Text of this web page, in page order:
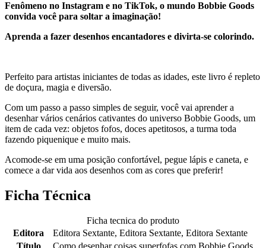
Fenômeno no Instagram e no TikTok, o mundo Bobbie Goods
convida você para soltar a imaginação!
Aprenda a fazer desenhos encantadores e divirta-se colorindo.
Perfeito para artistas iniciantes de todas as idades, este livro é repleto
de doçura, magia e diversão.
Com um passo a passo simples de seguir, você vai aprender a
desenhar vários cenários cativantes do universo Bobbie Goods, um
item de cada vez: objetos fofos, doces apetitosos, a turma toda
fazendo piquenique e muito mais.
Acomode-se em uma posição confortável, pegue lápis e caneta, e
comece a dar vida aos desenhos com as cores que preferir!
Ficha Técnica
Ficha tecnica do produto
Editora
Editora Sextante, Editora Sextante, Editora Sextante
Título
Como desenhar coisas superfofas com Bobbie Goods